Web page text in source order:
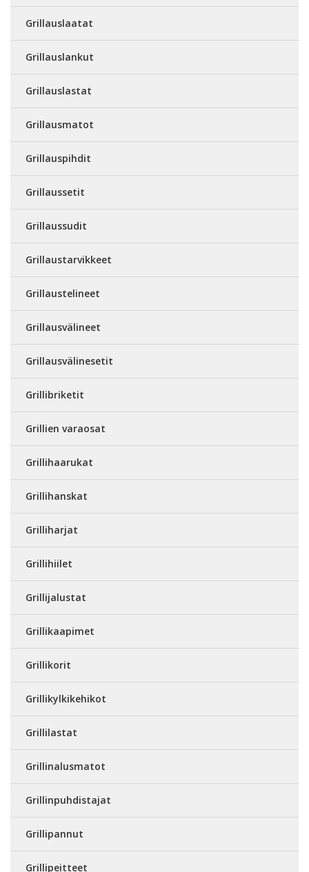
Grillauslaatat
Grillauslankut
Grillauslastat
Grillausmatot
Grillauspihdit
Grillaussetit
Grillaussudit
Grillaustarvikkeet
Grillaustelineet
Grillausvälineet
Grillausvälinesetit
Grillibriketit
Grillien varaosat
Grillihaarukat
Grillihanskat
Grilliharjat
Grillihiilet
Grillijalustat
Grillikaapimet
Grillikorit
Grillikylkikehikot
Grillilastat
Grillinalusmatot
Grillinpuhdistajat
Grillipannut
Grillipeitteet